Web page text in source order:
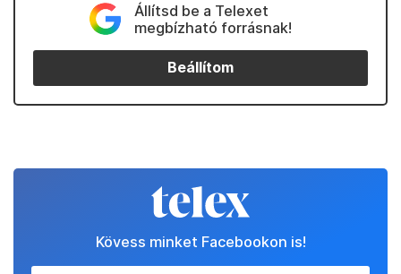
Állítsd be a Telexet
megbízható forrásnak!
Beállítom
Kövess minket Facebookon is!